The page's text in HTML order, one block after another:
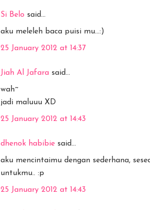
Si Belo said...
aku meleleh baca puisi mu...:)
25 January 2012 at 14:37
Jiah Al Jafara said...
wah~
jadi maluuu XD
25 January 2012 at 14:43
dhenok habibie said...
aku mencintaimu dengan sederhana,
untukmu.. :p
25 January 2012 at 14:43